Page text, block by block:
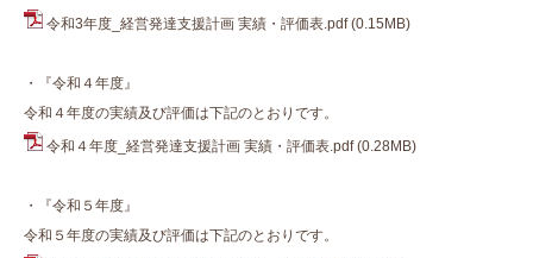
令和3年度_経営発達支援計画 実績・評価表.pdf(0.15MB)
・『令和４年度』
令和４年度の実績及び評価は下記のとおりです。
令和４年度_経営発達支援計画 実績・評価表.pdf(0.28MB)
・『令和５年度』
令和５年度の実績及び評価は下記のとおりです。